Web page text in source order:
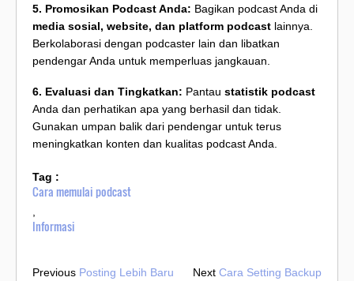
5. Promosikan Podcast Anda: Bagikan podcast Anda di
media sosial, website, dan platform podcast lainnya.
Berkolaborasi dengan podcaster lain dan libatkan
pendengar Anda untuk memperluas jangkauan.
6. Evaluasi dan Tingkatkan: Pantau statistik podcast
Anda dan perhatikan apa yang berhasil dan tidak.
Gunakan umpan balik dari pendengar untuk terus
meningkatkan konten dan kualitas podcast Anda.
Tag :
Cara memulai podcast
Informasi
Previous Posting Lebih Baru Next Cara Setting Backup